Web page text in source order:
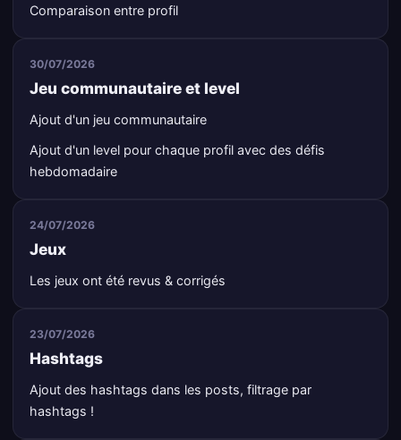
Comparaison entre profil
30/07/2026
Jeu communautaire et level
Ajout d'un jeu communautaire
Ajout d'un level pour chaque profil avec des défis
hebdomadaire
24/07/2026
Jeux
Les jeux ont été revus & corrigés
23/07/2026
Hashtags
Ajout des hashtags dans les posts, filtrage par
hashtags !